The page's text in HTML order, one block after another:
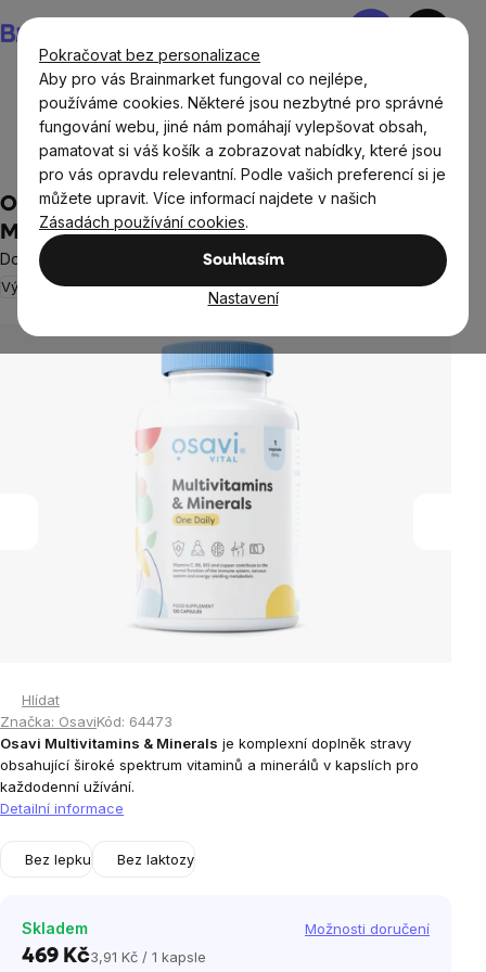
Pokračovat bez personalizace
Aby pro vás Brainmarket fungoval co nejlépe,
používáme cookies. Některé jsou nezbytné pro správné
fungování webu, jiné nám pomáhají vylepšovat obsah,
pamatovat si váš košík a zobrazovat nabídky, které jsou
pro vás opravdu relevantní. Podle vašich preferencí si je
můžete upravit. Více informací najdete v našich
Zásadách používání cookies.
Souhlasím
Nastavení
na
obsah
Nákupní
Doplňky stravy a výživa
Vitamíny a multivitamíny
Multivitamíny
Osavi Multivitamins & Minerals,
Multivitamín s minerály, 120 kapslí
Doplněk stravy
VýprodejImunita
produktu
hvězdiček.
Neohodnoceno
Hlídat
Značka: OsaviKód: 64473
Osavi Multivitamins & Minerals je komplexní doplněk stravy
obsahující široké spektrum vitaminů a minerálů v kapslích pro
každodenní užívání.
Detailní informace
Bez lepku Bez laktozy
Skladem Možnosti doručení
469 KčMěrná
3,91 Kč / 1 kapsle